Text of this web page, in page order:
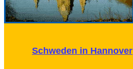
Schweden in Hannover